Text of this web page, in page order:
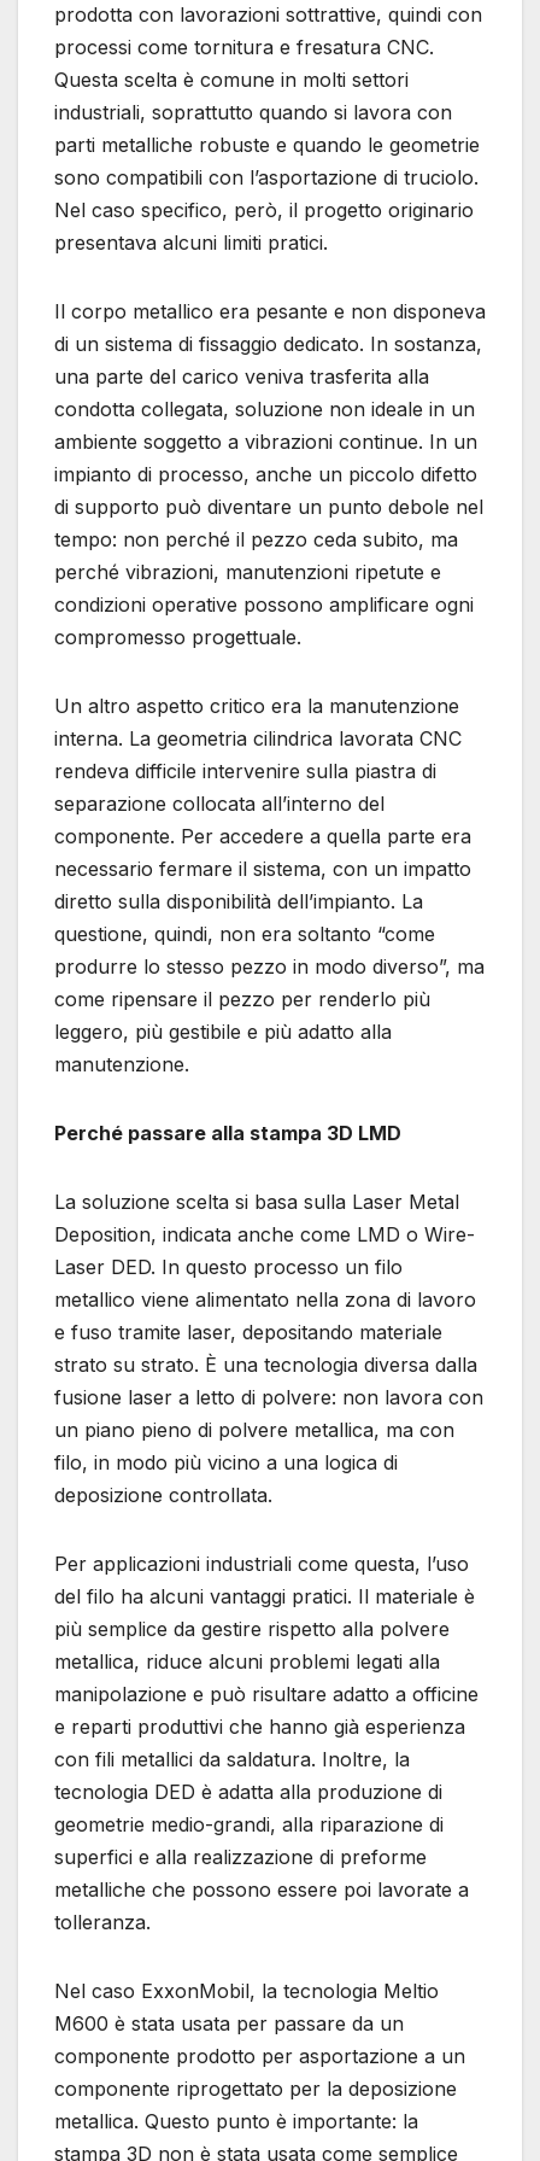
prodotta con lavorazioni sottrattive, quindi con
processi come tornitura e fresatura CNC.
Questa scelta è comune in molti settori
industriali, soprattutto quando si lavora con
parti metalliche robuste e quando le geometrie
sono compatibili con l’asportazione di truciolo.
Nel caso specifico, però, il progetto originario
presentava alcuni limiti pratici.
Il corpo metallico era pesante e non disponeva
di un sistema di fissaggio dedicato. In sostanza,
una parte del carico veniva trasferita alla
condotta collegata, soluzione non ideale in un
ambiente soggetto a vibrazioni continue. In un
impianto di processo, anche un piccolo difetto
di supporto può diventare un punto debole nel
tempo: non perché il pezzo ceda subito, ma
perché vibrazioni, manutenzioni ripetute e
condizioni operative possono amplificare ogni
compromesso progettuale.
Un altro aspetto critico era la manutenzione
interna. La geometria cilindrica lavorata CNC
rendeva difficile intervenire sulla piastra di
separazione collocata all’interno del
componente. Per accedere a quella parte era
necessario fermare il sistema, con un impatto
diretto sulla disponibilità dell’impianto. La
questione, quindi, non era soltanto “come
produrre lo stesso pezzo in modo diverso”, ma
come ripensare il pezzo per renderlo più
leggero, più gestibile e più adatto alla
manutenzione.
Perché passare alla stampa 3D LMD
La soluzione scelta si basa sulla Laser Metal
Deposition, indicata anche come LMD o Wire-
Laser DED. In questo processo un filo
metallico viene alimentato nella zona di lavoro
e fuso tramite laser, depositando materiale
strato su strato. È una tecnologia diversa dalla
fusione laser a letto di polvere: non lavora con
un piano pieno di polvere metallica, ma con
filo, in modo più vicino a una logica di
deposizione controllata.
Per applicazioni industriali come questa, l’uso
del filo ha alcuni vantaggi pratici. Il materiale è
più semplice da gestire rispetto alla polvere
metallica, riduce alcuni problemi legati alla
manipolazione e può risultare adatto a officine
e reparti produttivi che hanno già esperienza
con fili metallici da saldatura. Inoltre, la
tecnologia DED è adatta alla produzione di
geometrie medio-grandi, alla riparazione di
superfici e alla realizzazione di preforme
metalliche che possono essere poi lavorate a
tolleranza.
Nel caso ExxonMobil, la tecnologia Meltio
M600 è stata usata per passare da un
componente prodotto per asportazione a un
componente riprogettato per la deposizione
metallica. Questo punto è importante: la
stampa 3D non è stata usata come semplice